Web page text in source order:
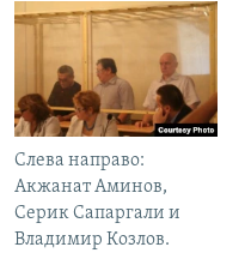
Слева направо:
Акжанат Аминов,
Серик Сапаргали и
Владимир Козлов.